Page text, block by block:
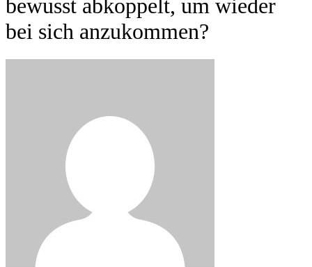
bewusst abkoppelt, um wieder
bei sich anzukommen?